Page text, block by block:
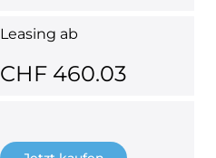
Leasing ab
CHF 460.03